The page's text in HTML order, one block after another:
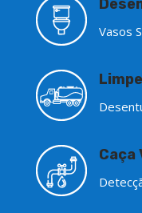
Vasos
Caça